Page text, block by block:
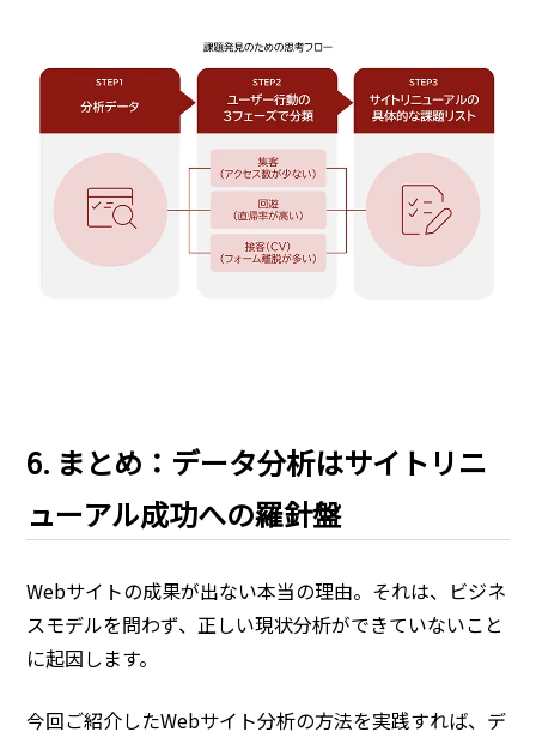
6. まとめ：データ分析はサイトリニ
ューアル成功への羅針盤
Webサイトの成果が出ない本当の理由。それは、ビジネ
スモデルを問わず、正しい現状分析ができていないこと
に起因します。
今回ご紹介したWebサイト分析の方法を実践すれば、デ